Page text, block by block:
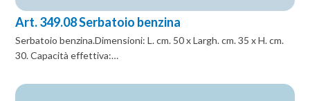
Art. 349.08 Serbatoio benzina
Serbatoio benzina.Dimensioni: L. cm. 50 x Largh. cm. 35 x H. cm.
30. Capacità effettiva:…